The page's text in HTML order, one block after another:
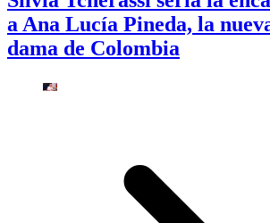
a Ana Lucía Pineda, la
dama de Colombia